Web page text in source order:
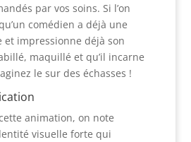
par vos soins. Si l’on
comédien a déjà une
et impressionne déjà son
maquillé et qu’il incarne
le sur des échasses !
animation, on note
visuelle forte qui